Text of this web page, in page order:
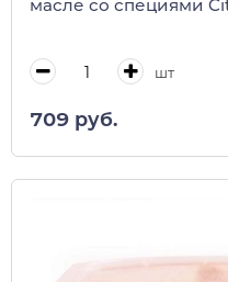
масле со специями
шт
709 руб.